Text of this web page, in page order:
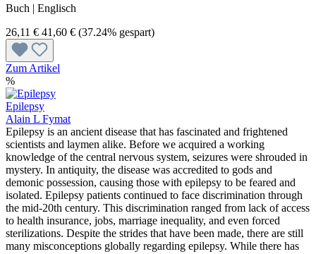
Buch | Englisch
26,11 € 41,60 € (37.24% gespart)
Zum Artikel
%
Epilepsy
Alain L Fymat
Epilepsy is an ancient disease that has fascinated and frightened
scientists and laymen alike. Before we acquired a working
knowledge of the central nervous system, seizures were shrouded in
mystery. In antiquity, the disease was accredited to gods and
demonic possession, causing those with epilepsy to be feared and
isolated. Epilepsy patients continued to face discrimination through
the mid-20th century. This discrimination ranged from lack of access
to health insurance, jobs, marriage inequality, and even forced
sterilizations. Despite the strides that have been made, there are still
many misconceptions globally regarding epilepsy. While there has